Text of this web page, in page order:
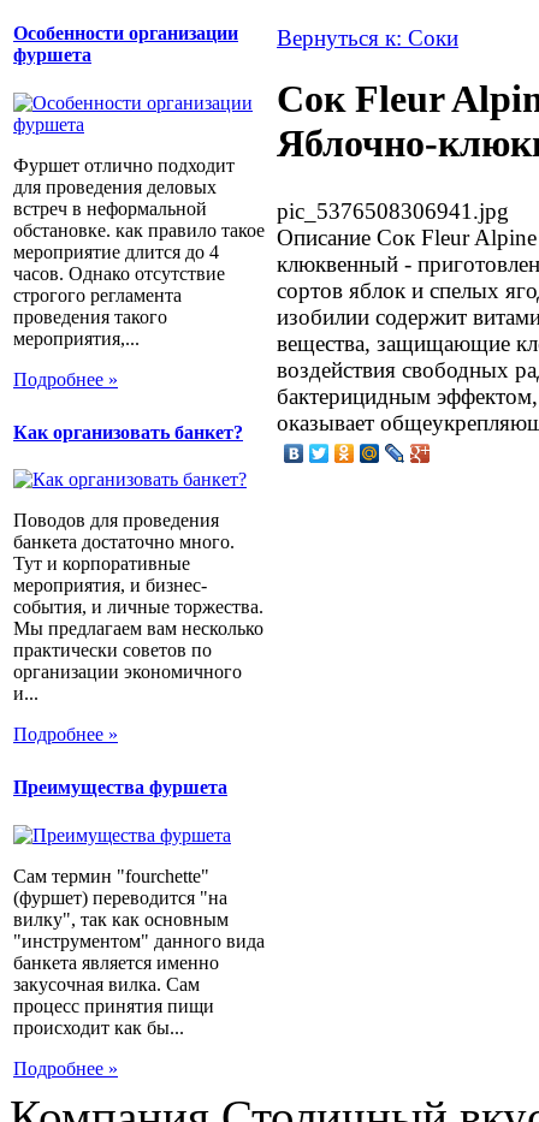
Особенности организации
фуршета
Фуршет отлично подходит
для проведения деловых
встреч в неформальной
обстановке. как правило такое
мероприятие длится до 4
часов. Однако отсутствие
строгого регламента
проведения такого
мероприятия,...
Подробнее »
Как организовать банкет?
Поводов для проведения
банкета достаточно много.
Тут и корпоративные
мероприятия, и бизнес-
события, и личные торжества.
Мы предлагаем вам несколько
практически советов по
организации экономичного
и...
Подробнее »
Преимущества фуршета
Сам термин "fourchette"
(фуршет) переводится "на
вилку", так как основным
"инструментом" данного вида
банкета является именно
закусочная вилка. Сам
процесс принятия пищи
происходит как бы...
Подробнее »
Вернуться к: Соки
Сок Fleur
Яблочно-
pic_5376508306941.jpg
Описание Сок Fleur
клюквенный -
сортов яблок и спелых
изобилии содержит
вещества, защищающие
воздействия свободных
бактерицидным
оказывает